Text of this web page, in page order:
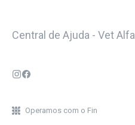
Central de Ajuda - Vet Alfa
Operamos com o Fin